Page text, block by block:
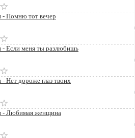
- Помню тот вечер
- Если меня ты разлюбишь
Нет дороже глаз твоих
- Любимая женщина